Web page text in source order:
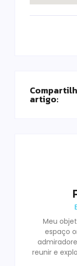
artigo:
Meu
espaço
reunir e